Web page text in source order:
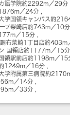
語学院約2292m／29分
／24分
学国領キャンパス約
プ柴崎店約743m／10分
／15分
布柴崎1丁目店約403m
国領店約1177m／15分
領駅前店約1198m／15
1249m／16分
学附属第三病院約
／14分
／33分